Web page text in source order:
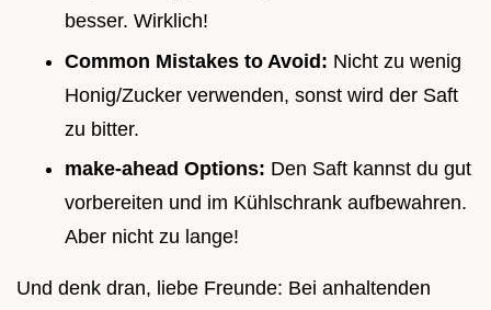
besser. Wirklich!
Common Mistakes to Avoid: Nicht zu wenig
Honig/Zucker verwenden, sonst wird der Saft
zu bitter.
make-ahead Options: Den Saft kannst du gut
vorbereiten und im Kühlschrank aufbewahren.
Aber nicht zu lange!
Und denk dran, liebe Freunde: Bei anhaltenden